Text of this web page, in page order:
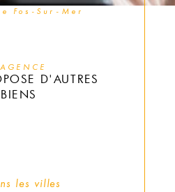
Fos-Sur-Mer
L'AGENCE
D'AUTRES
BIENS
les villes